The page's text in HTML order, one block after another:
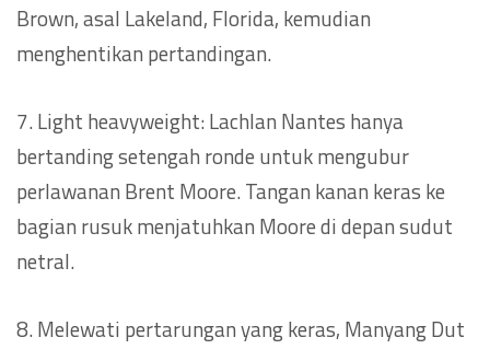
Brown, asal Lakeland, Florida, kemudian
menghentikan pertandingan.
7. Light heavyweight: Lachlan Nantes hanya
bertanding setengah ronde untuk mengubur
perlawanan Brent Moore. Tangan kanan keras ke
bagian rusuk menjatuhkan Moore di depan sudut
netral.
8. Melewati pertarungan yang keras, Manyang Dut